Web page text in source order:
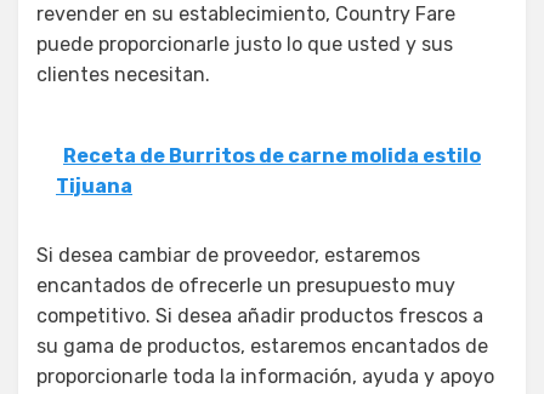
revender en su establecimiento, Country Fare
puede proporcionarle justo lo que usted y sus
clientes necesitan.
Receta de Burritos de carne molida estilo
Tijuana
Si desea cambiar de proveedor, estaremos
encantados de ofrecerle un presupuesto muy
competitivo. Si desea añadir productos frescos a
su gama de productos, estaremos encantados de
proporcionarle toda la información, ayuda y apoyo